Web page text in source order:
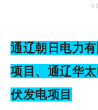
通辽朝日电力
项目、通辽华
伏发电项目